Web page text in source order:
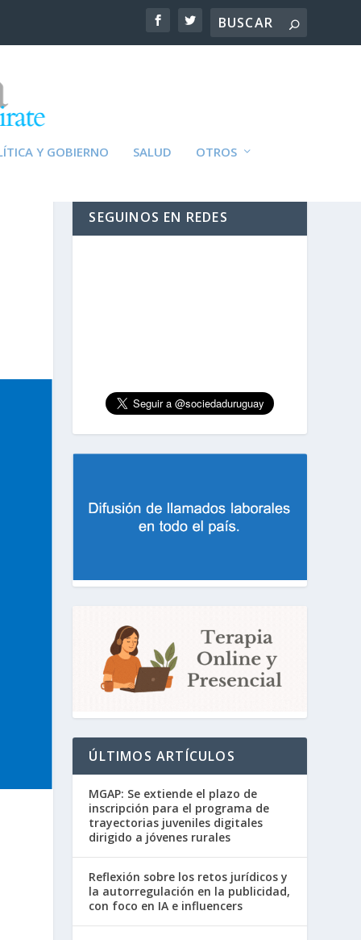
Y GOBIERNO SALUD OTROS
SEGUINOS EN REDES
ÚLTIMOS ARTÍCULOS
MGAP: Se extiende el plazo de
inscripción para el programa de
trayectorias juveniles digitales
dirigido a jóvenes rurales
Reflexión sobre los retos jurídicos y
la autorregulación en la publicidad,
con foco en IA e influencers